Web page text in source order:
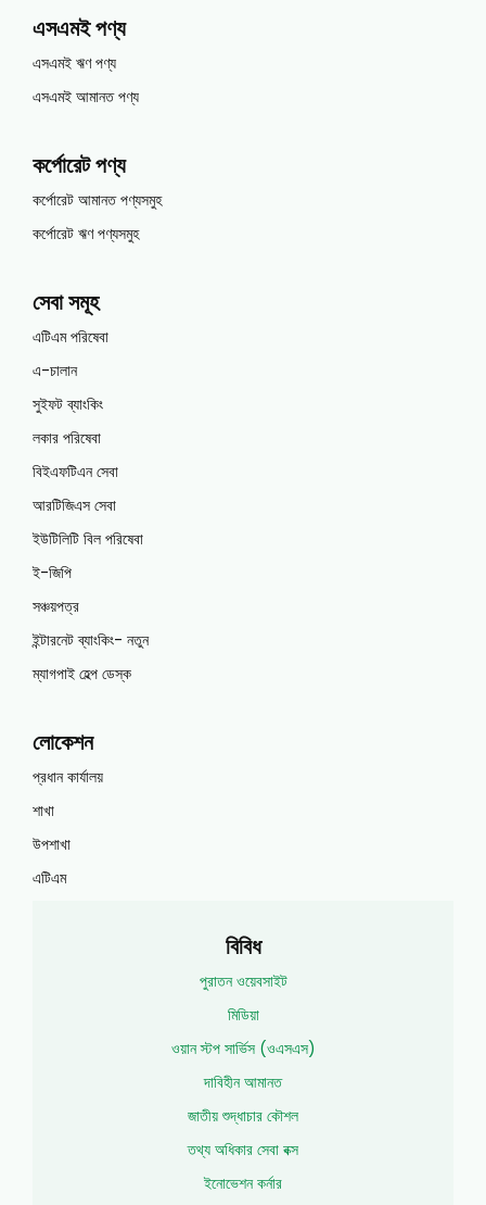
এসএমই পণ্য
এসএমই ঋণ পণ্য
এসএমই আমানত পণ্য
কর্পোরেট পণ্য
কর্পোরেট আমানত পণ্যসমুহ
কর্পোরেট ঋণ পণ্যসমুহ
সেবা সমূহ
এটিএম পরিষেবা
এ-চালান
সুইফট ব্যাংকিং
লকার পরিষেবা
বিইএফটিএন সেবা
আরটিজিএস সেবা
ইউটিলিটি বিল পরিষেবা
ই-জিপি
সঞ্চয়পত্র
ইন্টারনেট ব্যাংকিং- নতুন
ম্যাগপাই হেল্প ডেস্ক
লোকেশন
প্রধান কার্যালয়
শাখা
উপশাখা
এটিএম
বিবিধ
পুরাতন ওয়েবসাইট
মিডিয়া
ওয়ান স্টপ সার্ভিস (ওএসএস)
দাবিহীন আমানত
জাতীয় শুদ্ধাচার কৌশল
তথ্য অধিকার সেবা বক্স
ইনোভেশন কর্নার